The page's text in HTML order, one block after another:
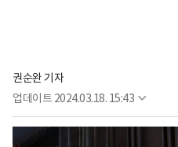
권순완 기자
업데이트 2024.03.18. 15:43